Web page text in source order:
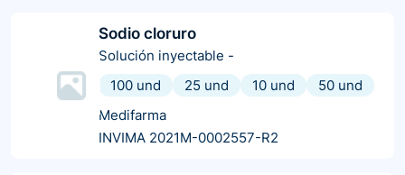
Sodio cloruro
Solución inyectable -
100 und
25 und 10 und
50 und
Medifarma
INVIMA 2021M-0002557-R2